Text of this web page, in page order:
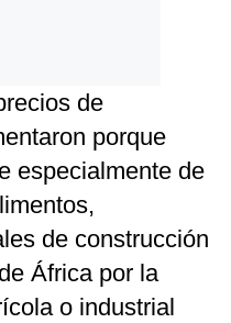
de
porque
especialmente de
de construcción
África por la
o industrial